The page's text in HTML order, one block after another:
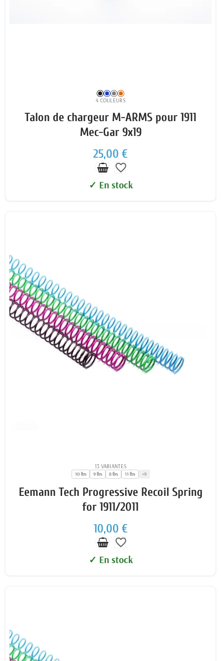
4 COULEURS
Talon de chargeur M-ARMS pour 1911
Mec-Gar 9x19
25,00 €
favorite_border
✓ En stock
13 VARIANTES
10 lbs 9 lbs 8 lbs 11 lbs +9
Eemann Tech Progressive Recoil Spring
for 1911/2011
10,00 €
favorite_border
✓ En stock